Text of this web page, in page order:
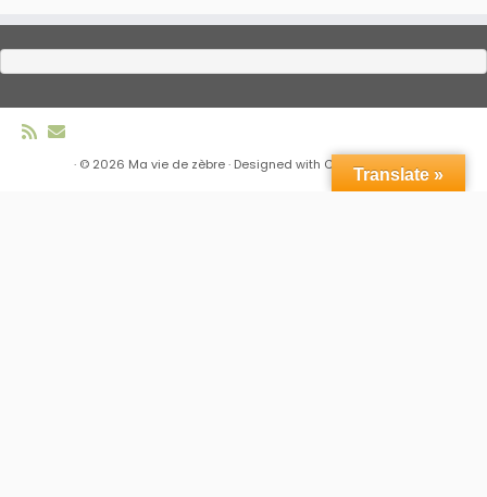
· © 2026 Ma vie de zèbre· Designed with Customizr Pro
Translate »